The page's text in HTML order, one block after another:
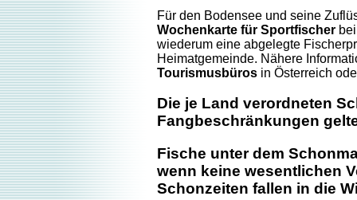
Für den Bodensee und seine
Wochenkarte für Sportfischer
wiederum eine abgelegte
Heimatgemeinde. Nähere
Tourismusbüros in Österreich
Die je Land verordneten
Fangbeschränkungen
Fische unter dem
wenn keine wesentlichen
Schonzeiten fallen in die